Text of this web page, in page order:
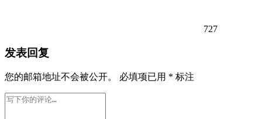
727
发表回复
您的邮箱地址不会被公开。 必填项已用 * 标注